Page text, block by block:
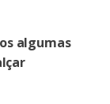
algumas